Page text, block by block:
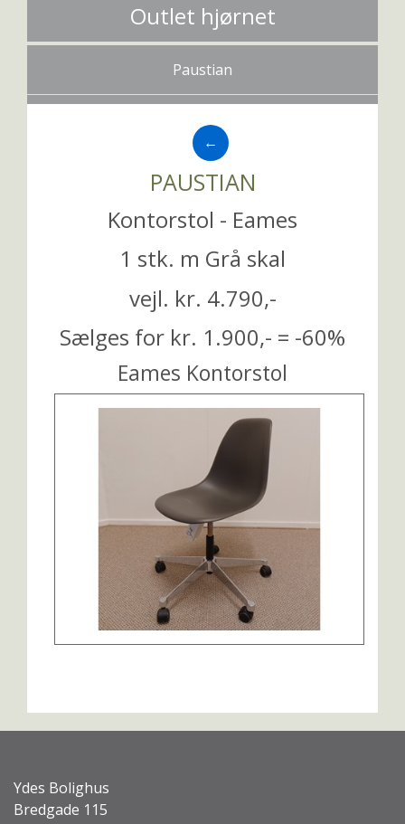
Outlet hjørnet
Paustian
←
PAUSTIAN
Kontorstol - Eames
1 stk. m Grå skal
vejl. kr. 4.790,-
Sælges for kr. 1.900,- = -60%
Eames Kontorstol
Ydes Bolighus
Bredgade 115